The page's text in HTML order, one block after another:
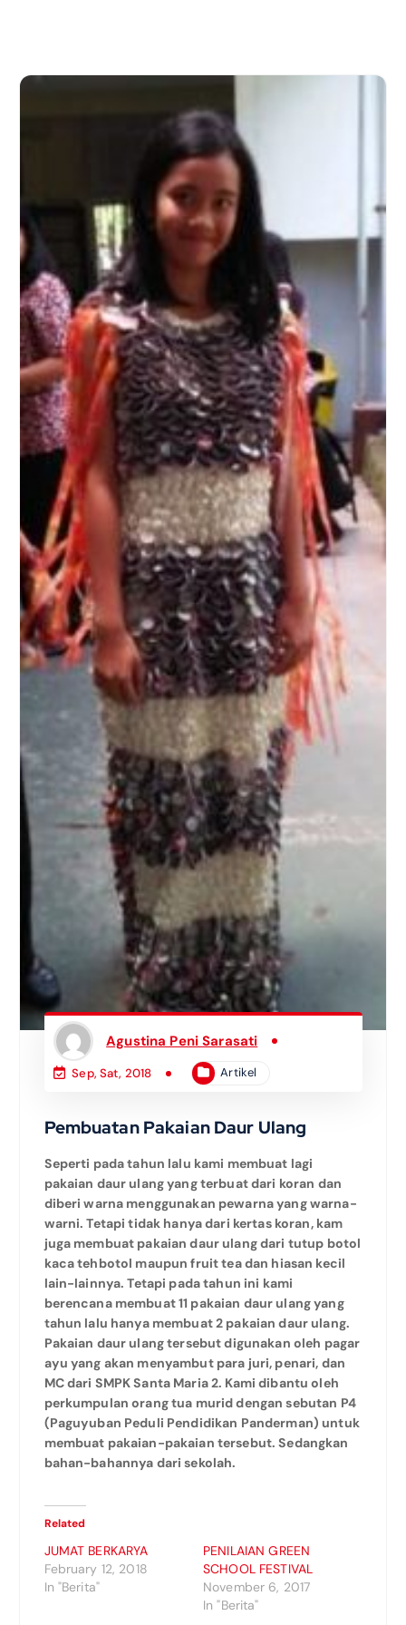
Agustina Peni Sarasati
Sep, Sat, 2018 Artikel
Pembuatan Pakaian Daur Ulang
Seperti pada tahun lalu kami membuat lagi
pakaian daur ulang yang terbuat dari koran dan
diberi warna menggunakan pewarna yang warna-
warni. Tetapi tidak hanya dari kertas koran, kam
juga membuat pakaian daur ulang dari tutup botol
kaca tehbotol maupun fruit tea dan hiasan kecil
lain-lainnya. Tetapi pada tahun ini kami
berencana membuat 11 pakaian daur ulang yang
tahun lalu hanya membuat 2 pakaian daur ulang.
Pakaian daur ulang tersebut digunakan oleh pagar
ayu yang akan menyambut para juri, penari, dan
MC dari SMPK Santa Maria 2. Kami dibantu oleh
perkumpulan orang tua murid dengan sebutan P4
(Paguyuban Peduli Pendidikan Panderman) untuk
membuat pakaian-pakaian tersebut. Sedangkan
bahan-bahannya dari sekolah.
Related
JUMAT BERKARYA
February 12, 2018
In "Berita"
PENILAIAN GREEN
SCHOOL FESTIVAL
November 6, 2017
In "Berita"